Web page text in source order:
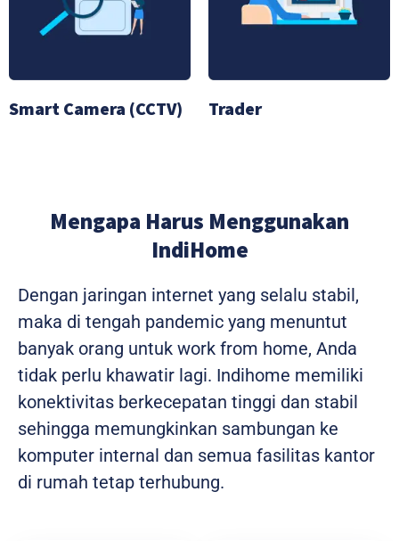
Smart Camera (CCTV) Trader
Mengapa Harus Menggunakan
IndiHome
Dengan jaringan internet yang selalu stabil,
maka di tengah pandemic yang menuntut
banyak orang untuk work from home, Anda
tidak perlu khawatir lagi. Indihome memiliki
konektivitas berkecepatan tinggi dan stabil
sehingga memungkinkan sambungan ke
komputer internal dan semua fasilitas kantor
di rumah tetap terhubung.